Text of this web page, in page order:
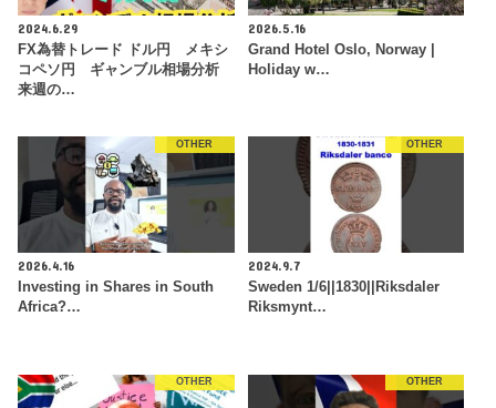
2024.6.29
FX為替トレード ドル円 メキシ
コペソ円 ギャンブル相場分析
来週の…
2026.5.16
Grand Hotel Oslo, Norway |
Holiday w…
OTHER
2026.4.16
Investing in Shares in South
Africa?…
OTHER
2024.9.7
Sweden 1/6||1830||Riksdaler
Riksmynt…
OTHER OTHER